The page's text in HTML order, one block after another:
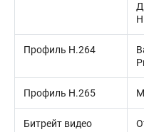
Профиль H.264
Профиль H.265
Битрейт видео